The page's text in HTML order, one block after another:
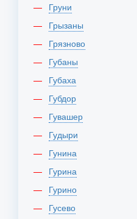
Груни
Грызаны
Грязново
Губаны
Губаха
Губдор
Гувашер
Гудыри
Гунина
Гурина
Гурино
Гусево